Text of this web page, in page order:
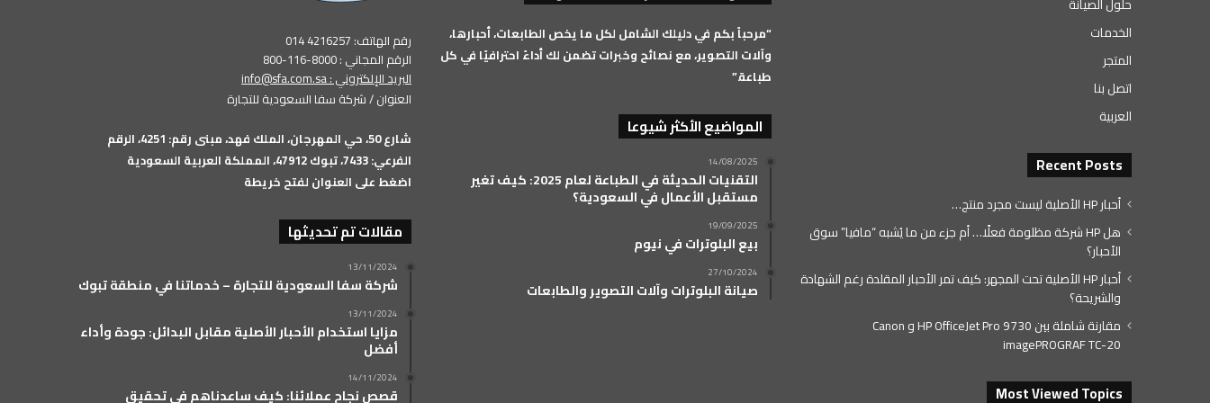
الخدمات
المتجر
اتصل بنا
العربية
Recent Posts
أحبار HP الأصلية ليست مجرد منتج…
هل HP شركة مظلومة فعلًا… أم جزء من ما يُشبه “مافيا” سوق
الأحبار؟
أحبار HP الأصلية تحت المجهر: كيف تمر الأحبار المقلدة رغم الشهادة
والشريحة؟
مقارنة شاملة بين HP OfficeJet Pro 9730 و Canon
imagePROGRAF TC-20
Most Viewed Topics
“مرحباً بكم في دليلك الشامل لكل ما يخص الطابعات، أحبارها،
وآلات التصوير، مع نصائح وخبرات تضمن لك أداءً احترافيًا في كل
طباعة.”
المواضيع الأكثر شيوعا
14/08/2025
التقنيات الحديثة في الطباعة لعام 2025: كيف تغير
مستقبل الأعمال في السعودية؟
19/09/2025
بيع البلوترات في نيوم
27/10/2024
صيانة البلوترات وآلات التصوير والطابعات
رقم الهاتف: 4216257 014
الرقم المجاني : 8000-116-800
البريد الإلكتروني :info@sfa.com.sa
العنوان / شركة سفا السعودية للتجارة
شارع 50، حي المهرجان، الملك فهد، مبنى رقم: 4251، الرقم
الفرعي: 7433، تبوك 47912، المملكة العربية السعودية
اضغط على العنوان لفتح خريطة
مقالات تم تحديثها
13/11/2024
شركة سفا السعودية للتجارة – خدماتنا في منطقة تبوك
13/11/2024
مزايا استخدام الأحبار الأصلية مقابل البدائل: جودة وأداء
أفضل
14/11/2024
قصص نجاح عملائنا: كيف ساعدناهم في تحقيق